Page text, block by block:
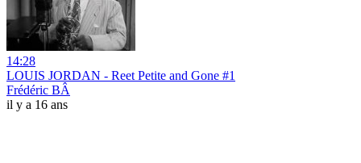
14:28
LOUIS JORDAN - Reet Petite and Gone #1
Frédéric BÂ
il y a 16 ans